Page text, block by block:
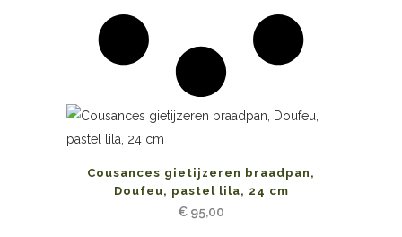
Cousances gietijzeren braadpan,
Doufeu, pastel lila, 24 cm
€ 95,00